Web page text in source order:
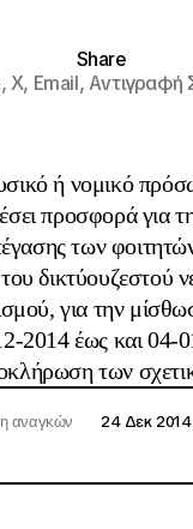
Share
X, Email,Αντιγραφή
ή νομικό
προσφορά για
των
δικτύουζεστού
για την
2014 έως και
των
αναγκών
24 Δεκ 2014